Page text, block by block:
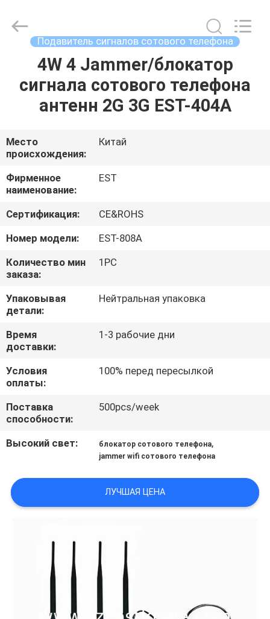
ДОМ
ПРОДУКТЫ
ВИДЕО
О
НАС
ТУР
ПО
ФАБРИКЕ
ПРОВЕРКА
КАЧЕСТВА
СВЯЖИТЕСЬ
НОВОСТИ
СЛУЧАИ
ЗАПРОС
КАРТА
САЙТА
ELECTRONICS(HK)
CO.,LTD.
Подавитель сигналов сотового телефона
4W 4 Jammer/блокатор
сигнала сотового телефона
антенн 2G 3G EST-404A
Место
происхождения:
Китай
Фирменное
наименование:
EST
Сертификация:
CE&ROHS
Номер модели:
EST-808A
Количество мин
заказа:
1PC
Упаковывая
детали:
Нейтральная упаковка
Время
доставки:
1-3 рабочие дни
Условия
оплаты:
100% перед пересылкой
Поставка
способности:
500pcs/week
Высокий свет: блокатор сотового телефона,
jammer wifi сотового телефона
ЛУЧШАЯ ЦЕНА